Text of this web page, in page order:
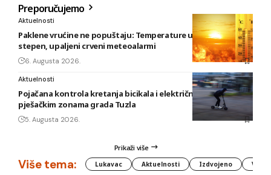
Preporučujemo
Aktuelnosti
Paklene vrućine ne popuštaju: Temperature u BiH i do 41
stepen, upaljeni crveni meteoalarmi
6. Augusta 2026.
Aktuelnosti
Pojačana kontrola kretanja bicikala i električnih romobila u
pješačkim zonama grada Tuzla
5. Augusta 2026.
Prikaži više
Više tema: Lukavac Aktuelnosti Izdvojeno